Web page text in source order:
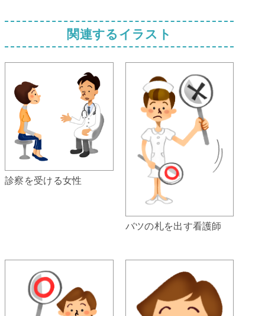
関連するイラスト
診察を受ける女性
バツの札を出す看護師